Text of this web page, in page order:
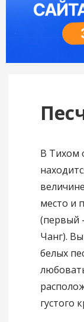
В Тихом
место и
(первый
Чанг).
белых
густого